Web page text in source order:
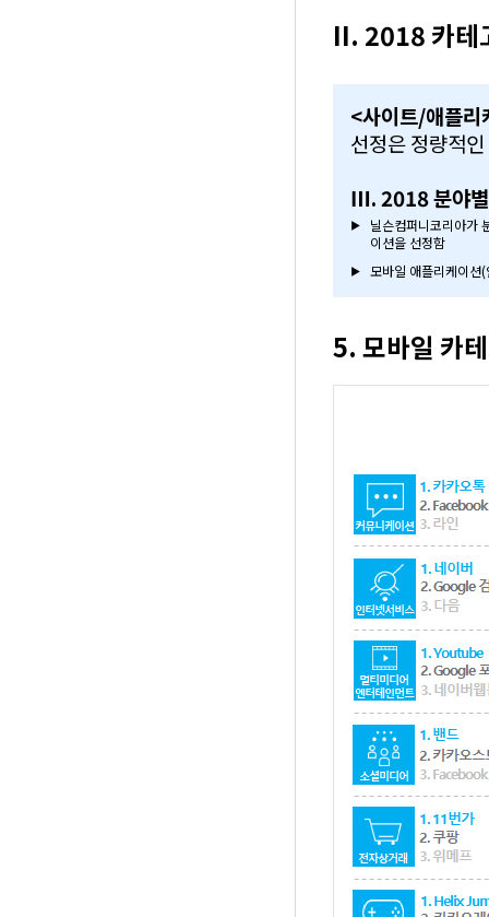
II. 2018 카테
<사이트/애플리
선정은 정량적
Ⅲ. 2018 분야별
▶
닐슨컴퍼니코리아가
이션을 선정함
▶ 모바일 애플리케이션
5. 모바일 카